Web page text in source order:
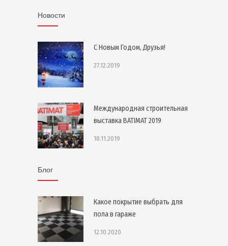
Новости
С Новым Годом, Друзья!
27.12.2019
Международная строительная
выставка BATIMAT 2019
18.11.2019
Блог
Какое покрытие выбрать для
пола в гараже
12.10.2020